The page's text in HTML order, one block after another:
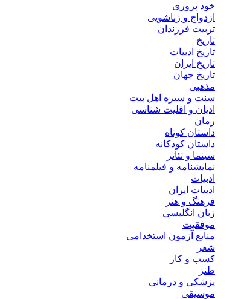
خود پروری
ازدواج و زناشویی
تربیت فرزندان
تاریخ
تاریخ ادبیات
تاریخ ایران
تاریخ جهان
مذهبی
سنت و سیره اهل بیت
ادیان و اقلیت شناسی
رمان
داستان کوتاه
داستان کودکانه
سینما و تئاتر
نمایشنامه و فیلمنامه
ادبیات
ادبیات ایران
فرهنگ و هنر
زبان انگلیسی
موفقیت
منابع آزمون استخدامی
شعر
کسب و کار
طنز
پزشکی و درمانی
موسیقی